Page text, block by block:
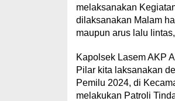
melaksanakan
dilaksanakan Malam
maupun arus lalu
Kapolsek Lasem AKP
Pilar kita laksanakan
Pemilu 2024, di
melakukan Patroli